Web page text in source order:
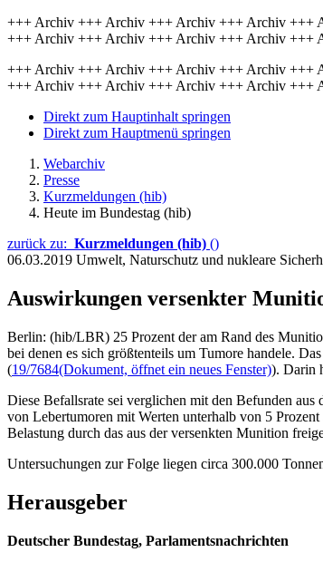
+++ Archiv +++ Archiv +++ Archiv +++ Archiv
+++ Archiv +++ Archiv +++ Archiv +++ Archiv
+++ Archiv +++ Archiv +++ Archiv +++ Archiv
+++ Archiv +++ Archiv +++ Archiv +++ Archiv
Direkt zum Hauptinhalt springen
Direkt zum Hauptmenü springen
Webarchiv
Presse
Kurzmeldungen (hib)
Heute im Bundestag (hib)
zurück zu: Kurzmeldungen (hib) ()
06.03.2019 Umwelt, Naturschutz und nukleare
Auswirkungen versenkter
Berlin: (hib/LBR) 25 Prozent der am Rand des
bei denen es sich größtenteils um Tumore handele.
(19/7684(Dokument, öffnet ein neues Fenster)). Darin
Diese Befallsrate sei verglichen mit den Befunden
von Lebertumoren mit Werten unterhalb von 5
Belastung durch das aus der versenkten Munition
Untersuchungen zur Folge liegen circa 300.000
Herausgeber
Deutscher Bundestag, Parlamentsnachrichten